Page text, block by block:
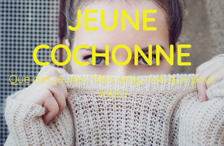
JEUNE
COCHONNE
Que des jeunes filles sexy, rien que pour
vous !